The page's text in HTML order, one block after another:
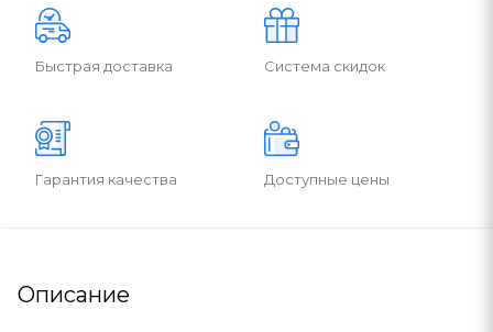
Быстрая доставка Система скидок
Гарантия качества Доступные цены
Описание